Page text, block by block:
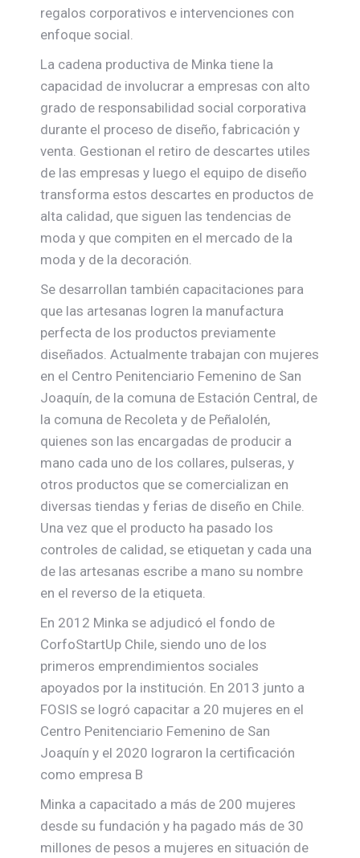
regalos corporativos e intervenciones con
enfoque social.
La cadena productiva de Minka tiene la
capacidad de involucrar a empresas con alto
grado de responsabilidad social corporativa
durante el proceso de diseño, fabricación y
venta. Gestionan el retiro de descartes utiles
de las empresas y luego el equipo de diseño
transforma estos descartes en productos de
alta calidad, que siguen las tendencias de
moda y que compiten en el mercado de la
moda y de la decoración.
Se desarrollan también capacitaciones para
que las artesanas logren la manufactura
perfecta de los productos previamente
diseñados. Actualmente trabajan con mujeres
en el Centro Penitenciario Femenino de San
Joaquín, de la comuna de Estación Central, de
la comuna de Recoleta y de Peñalolén,
quienes son las encargadas de producir a
mano cada uno de los collares, pulseras, y
otros productos que se comercializan en
diversas tiendas y ferias de diseño en Chile.
Una vez que el producto ha pasado los
controles de calidad, se etiquetan y cada una
de las artesanas escribe a mano su nombre
en el reverso de la etiqueta.
En 2012 Minka se adjudicó el fondo de
CorfoStartUp Chile, siendo uno de los
primeros emprendimientos sociales
apoyados por la institución. En 2013 junto a
FOSIS se logró capacitar a 20 mujeres en el
Centro Penitenciario Femenino de San
Joaquín y el 2020 lograron la certificación
como empresa B
Minka a capacitado a más de 200 mujeres
desde su fundación y ha pagado más de 30
millones de pesos a mujeres en situación de